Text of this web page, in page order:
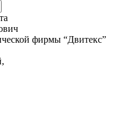
фирмы “Двитекс”